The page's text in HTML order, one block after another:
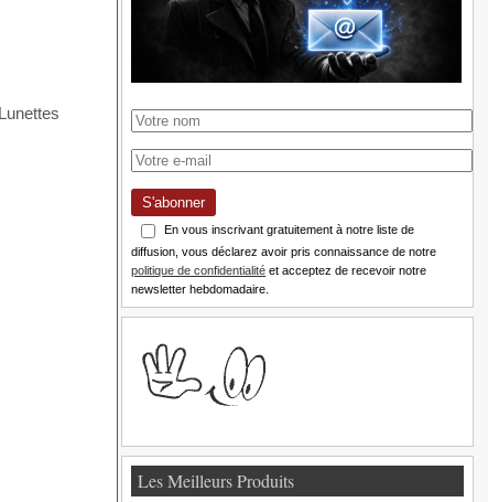
S'abonner
En vous inscrivant gratuitement à notre liste de
diffusion, vous déclarez avoir pris connaissance de notre
politique de confidentialité et acceptez de recevoir notre
newsletter hebdomadaire.
Les Meilleurs Produits